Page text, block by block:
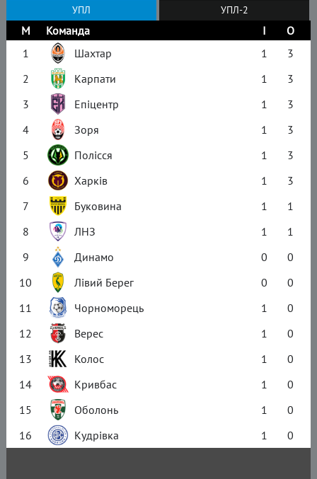
УПЛ УПЛ-2
М Команда І
О
1
Шахтар 1
3
2
Карпати 1
3
3
Епіцентр 1
3
4
Зоря 1
3
5
Полісся 1
3
6
Харків 1
3
7
Буковина 1
1
8
ЛНЗ 1
1
9
Динамо 0
0
10
Лівий Берег 0
0
11
Чорноморець 1
0
12
Верес 1
0
13
Колос 1
0
14
Кривбас 1
0
15
Оболонь 1
0
16
Кудрівка 1 0